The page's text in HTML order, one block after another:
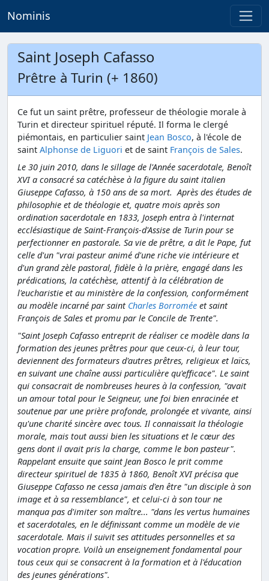
Nominis
Saint Joseph Cafasso
Prêtre à Turin (+ 1860)
Ce fut un saint prêtre, professeur de théologie morale à
Turin et directeur spirituel réputé. Il forma le clergé
piémontais, en particulier saint Jean Bosco, à l'école de
saint Alphonse de Liguori et de saint François de Sales.
Le 30 juin 2010, dans le sillage de l'Année sacerdotale, Benoît
XVI a consacré sa catéchèse à la figure du saint italien
Giuseppe Cafasso, à 150 ans de sa mort. Après des études de
philosophie et de théologie et, quatre mois après son
ordination sacerdotale en 1833, Joseph entra à l'internat
ecclésiastique de Saint-François-d'Assise de Turin pour se
perfectionner en pastorale. Sa vie de prêtre, a dit le Pape, fut
celle d'un "vrai pasteur animé d'une riche vie intérieure et
d'un grand zèle pastoral, fidèle à la prière, engagé dans les
prédications, la catéchèse, attentif à la célébration de
l'eucharistie et au ministère de la confession, conformément
au modèle incarné par saint Charles Borromée et saint
François de Sales et promu par le Concile de Trente".
"Saint Joseph Cafasso entreprit de réaliser ce modèle dans la
formation des jeunes prêtres pour que ceux-ci, à leur tour,
deviennent des formateurs d'autres prêtres, religieux et laïcs,
en suivant une chaîne aussi particulière qu'efficace". Le saint
qui consacrait de nombreuses heures à la confession, "avait
un amour total pour le Seigneur, une foi bien enracinée et
soutenue par une prière profonde, prolongée et vivante, ainsi
qu'une charité sincère avec tous. Il connaissait la théologie
morale, mais tout aussi bien les situations et le cœur des
gens dont il avait pris la charge, comme le bon pasteur".
Rappelant ensuite que saint Jean Bosco le prit comme
directeur spirituel de 1835 à 1860, Benoît XVI précisa que
Giuseppe Cafasso ne cessa jamais d'en être "un disciple à son
image et à sa ressemblance", et celui-ci à son tour ne
manqua pas d'imiter son maître... "dans les vertus humaines
et sacerdotales, en le définissant comme un modèle de vie
sacerdotale. Mais il suivit ses attitudes personnelles et sa
vocation propre. Voilà un enseignement fondamental pour
tous ceux qui se consacrent à la formation et à l'éducation
des jeunes générations".